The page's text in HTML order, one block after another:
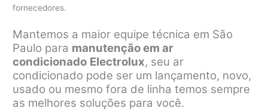
fornecedores.
Mantemos a maior equipe técnica em São
Paulo para manutenção em ar
condicionado Electrolux, seu ar
condicionado pode ser um lançamento, novo,
usado ou mesmo fora de linha temos sempre
as melhores soluções para você.